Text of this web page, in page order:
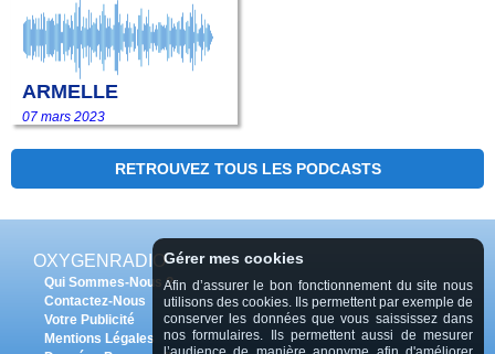
ARMELLE
07 mars 2023
RETROUVEZ TOUS LES PODCASTS
OXYGENRADIO
Qui Sommes-Nous ?
Contactez-Nous
Votre Publicité
Mentions Légales
Gérer mes cookies
Afin d’assurer le bon fonctionnement du site nous
utilisons des cookies. Ils permettent par exemple de
conserver les données que vous saississez dans
nos formulaires. Ils permettent aussi de mesurer